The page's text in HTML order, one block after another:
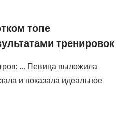
топе
тренировок
… Певица выложила
и показала идеальное